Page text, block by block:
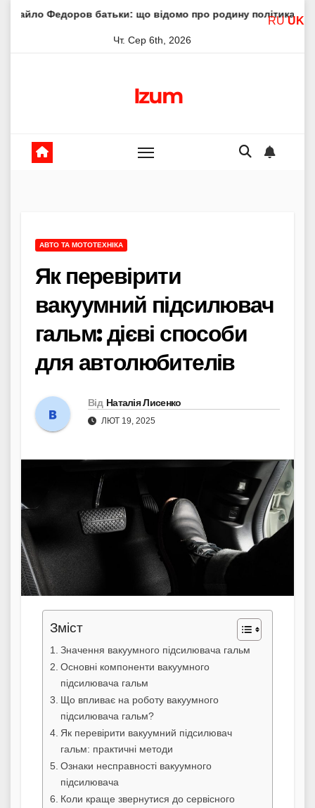
батьки: що відомо про родину політика Молитва
Чт. Сер 6th, 2026
Izum
АВТО ТА МОТОТЕХНІКА
Як перевірити
вакуумний підсилювач
гальм: дієві способи
для автолюбителів
Від Наталія Лисенко
ЛЮТ 19, 2025
Зміст
Значення вакуумного підсилювача гальм
Основні компоненти вакуумного
підсилювача гальм
Що впливає на роботу вакуумного
підсилювача гальм?
Як перевірити вакуумний підсилювач
гальм: практичні методи
Ознаки несправності вакуумного
підсилювача
Коли краще звернутися до сервісного
RU UK